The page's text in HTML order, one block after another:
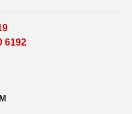
6192